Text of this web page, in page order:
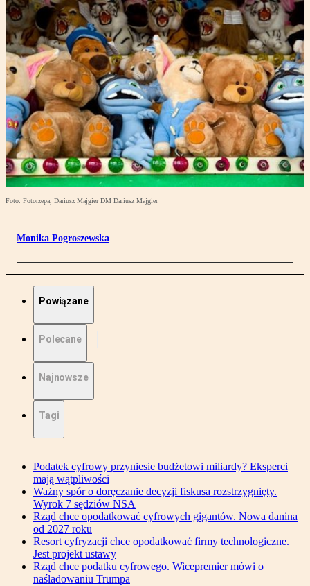
Foto: Fotorzepa, Dariusz Majgier DM Dariusz Majgier
Monika Pogroszewska
Powiązane
Polecane
Najnowsze
Tagi
Podatek cyfrowy przyniesie budżetowi miliardy? Eksperci
mają wątpliwości
Ważny spór o doręczanie decyzji fiskusa rozstrzygnięty.
Wyrok 7 sędziów NSA
Rząd chce opodatkować cyfrowych gigantów. Nowa danina
od 2027 roku
Resort cyfryzacji chce opodatkować firmy technologiczne.
Jest projekt ustawy
Rząd chce podatku cyfrowego. Wicepremier mówi o
naśladowaniu Trumpa